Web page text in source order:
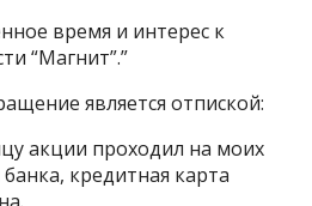
время и интерес к
“Магнит”.”
является отпиской:
акции проходил на моих
кредитная карта